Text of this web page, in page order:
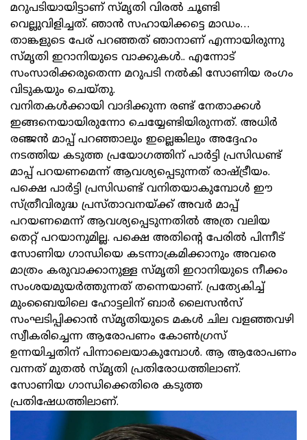
മറുപടിയായിട്ടാണ് സ്മൃതി വിരൽ ചൂണ്ടി
വെല്ലുവിളിച്ചത്. ഞാൻ സഹായിക്കട്ടെ മാഡം…
താങ്കളുടെ പേര് പറഞ്ഞത് ഞാനാണ് എന്നായിരുന്നു
സ്മൃതി ഇറാനിയുടെ വാക്കുകൾ.. എന്നോട്
സംസാരിക്കരുതെന്ന മറുപടി നൽകി സോണിയ രംഗം
വിടുകയും ചെയ്തു.
വനിതകൾക്കായി വാദിക്കുന്ന രണ്ട് നേതാക്കൾ
ഇങ്ങനെയായിരുന്നോ ചെയ്യേണ്ടിയിരുന്നത്. അധിർ
രഞ്ജൻ മാപ്പ് പറഞ്ഞാലും ഇല്ലെങ്കിലും അദ്ദേഹം
നടത്തിയ കടുത്ത പ്രയോഗത്തിന് പാർട്ടി പ്രസിഡണ്ട്
മാപ്പ് പറയണമെന്ന് ആവശ്യപ്പെടുന്നത് രാഷ്ട്രീയം.
പക്ഷെ പാർട്ടി പ്രസിഡണ്ട് വനിതയാകുമ്പോൾ ഈ
സ്ത്രീവിരുദ്ധ പ്രസ്താവനയ്ക്ക് അവർ മാപ്പ്
പറയണമെന്ന് ആവശ്യപ്പെടുന്നതിൽ അത്ര വലിയ
തെറ്റ് പറയാനുമില്ല. പക്ഷെ അതിന്റെ പേരിൽ പിന്നീട്
സോണിയ ഗാന്ധിയെ കടന്നാക്രമിക്കാനും അവരെ
മാത്രം കരുവാക്കാനുള്ള സ്മൃതി ഇറാനിയുടെ നീക്കം
സംശയമുയർത്തുന്നത് തന്നെയാണ്. പ്രത്യേകിച്ച്
മുംബൈയിലെ ഹോട്ടലിന് ബാർ ലൈസൻസ്
സംഘടിപ്പിക്കാൻ സ്മൃതിയുടെ മകൾ ചില വളഞ്ഞവഴി
സ്വീകരിച്ചെന്ന ആരോപണം കോൺഗ്രസ്
ഉന്നയിച്ചതിന് പിന്നാലെയാകുമ്പോൾ. ആ ആരോപണം
വന്നത് മുതൽ സ്മൃതി പ്രതിരോധത്തിലാണ്.
സോണിയ ഗാന്ധിക്കെതിരെ കടുത്ത
പ്രതിഷേധത്തിലാണ്.